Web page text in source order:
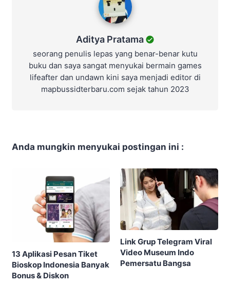
Aditya Pratama
seorang penulis lepas yang benar-benar kutu
buku dan saya sangat menyukai bermain games
lifeafter dan undawn kini saya menjadi editor di
mapbussidterbaru.com sejak tahun 2023
Anda mungkin menyukai postingan ini :
13 Aplikasi Pesan Tiket
Bioskop Indonesia Banyak
Bonus & Diskon
Link Grup Telegram Viral
Video Museum Indo
Pemersatu Bangsa